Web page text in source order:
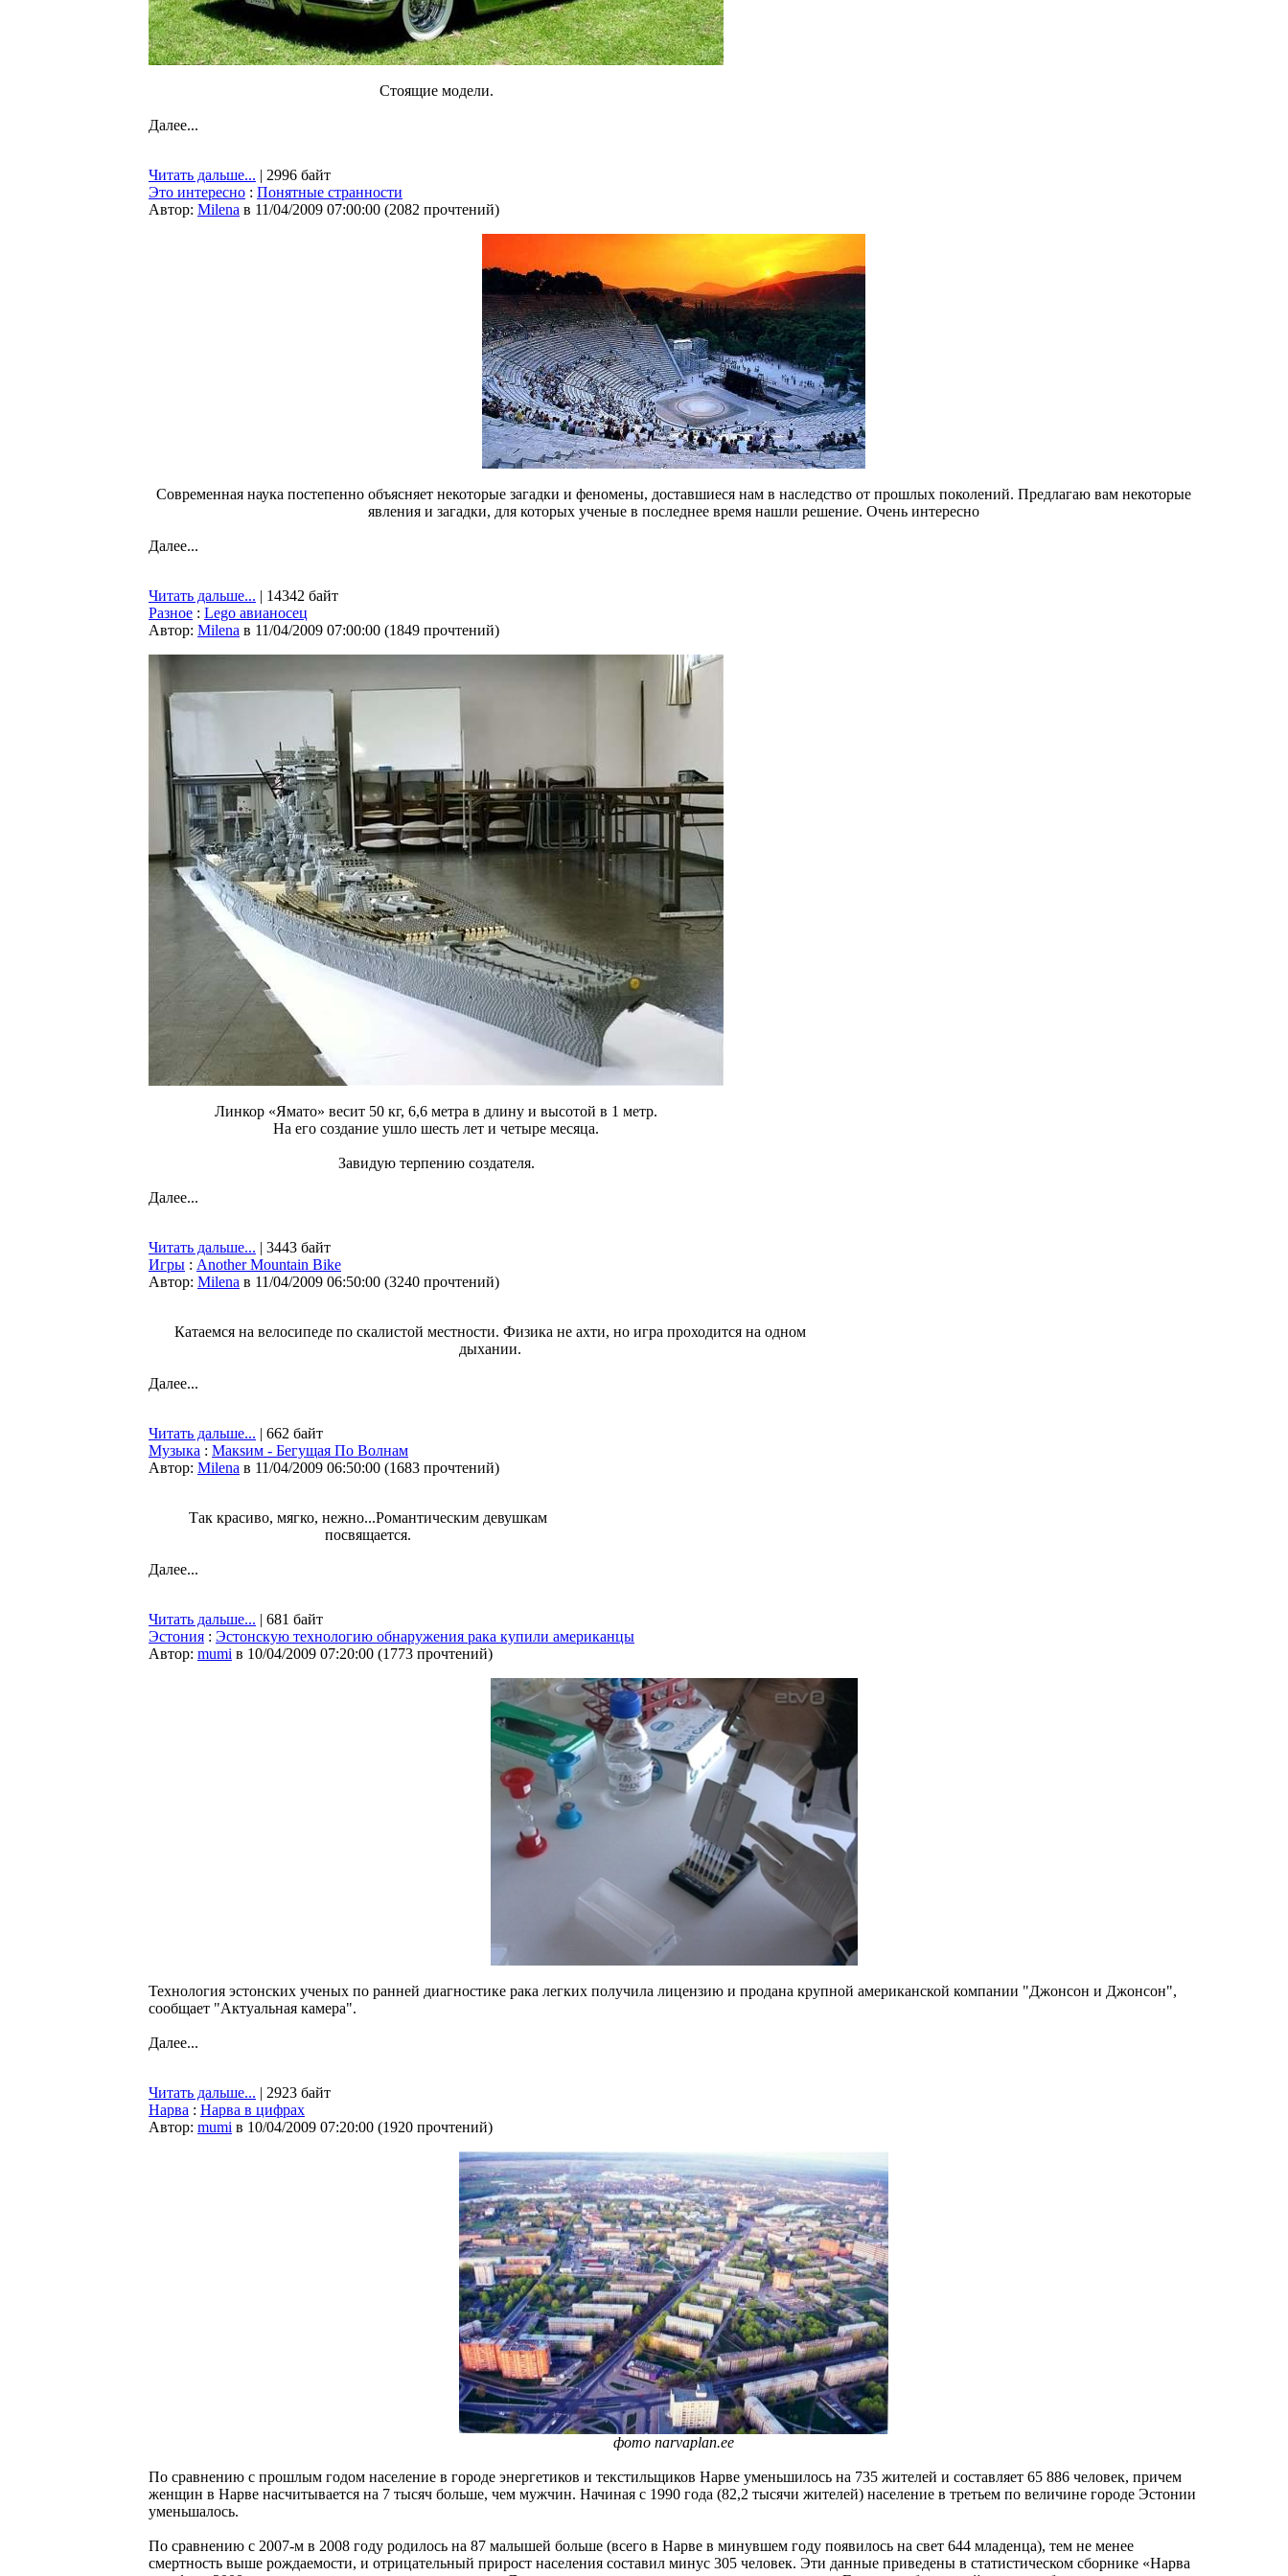
Cтоящие модели.
Далее...
Читать дальше... | 2996 байт
Это интересно : Понятные странности
Автор: Milena в 11/04/2009 07:00:00 (2082 прочтений)
Современная наука постепенно объясняет некоторые загадки и феномены, доставшиеся нам в наследство от прошлых поколений. Предлагаю вам некоторые
явления и загадки, для которых ученые в последнее время нашли решение. Очень интересно
Далее...
Читать дальше... | 14342 байт
Разное : Lego авианосец
Автор: Milena в 11/04/2009 07:00:00 (1849 прочтений)
Линкор «Ямато» весит 50 кг, 6,6 метра в длину и высотой в 1 метр.
На его создание ушло шесть лет и четыре месяца.
Завидую терпению создателя.
Далее...
Читать дальше... | 3443 байт
Игры : Another Mountain Bike
Автор: Milena в 11/04/2009 06:50:00 (3240 прочтений)
Катаемся на велосипеде по скалистой местности. Физика не ахти, но игра проходится на одном
дыхании.
Далее...
Читать дальше... | 662 байт
Музыка : Макsим - Бегущая По Волнам
Автор: Milena в 11/04/2009 06:50:00 (1683 прочтений)
Так красиво, мягко, нежно...Романтическим девушкам
посвящается.
Далее...
Читать дальше... | 681 байт
Эстония : Эстонскую технологию обнаружения рака купили американцы
Автор: mumi в 10/04/2009 07:20:00 (1773 прочтений)
Технология эстонских ученых по ранней диагностике рака легких получила лицензию и продана крупной американской компании "Джонсон и Джонсон",
сообщает "Актуальная камера".
Далее...
Читать дальше... | 2923 байт
Нарва : Нарва в цифрах
Автор: mumi в 10/04/2009 07:20:00 (1920 прочтений)
фото narvaplan.ee
По сравнению с прошлым годом население в городе энергетиков и текстильщиков Нарве уменьшилось на 735 жителей и составляет 65 886 человек, причем
женщин в Нарве насчитывается на 7 тысяч больше, чем мужчин. Начиная с 1990 года (82,2 тысячи жителей) население в третьем по величине городе Эстонии
уменьшалось.
По сравнению с 2007-м в 2008 году родилось на 87 малышей больше (всего в Нарве в минувшем году появилось на свет 644 младенца), тем не менее
смертность выше рождаемости, и отрицательный прирост населения составил минус 305 человек. Эти данные приведены в статистическом сборнике «Нарва